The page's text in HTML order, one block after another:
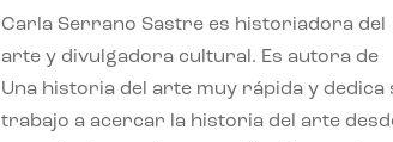
Carla Serrano Sastre es historiadora del
arte y divulgadora cultural. Es autora de
Una historia del arte muy rápida y dedica
trabajo a acercar la historia del arte